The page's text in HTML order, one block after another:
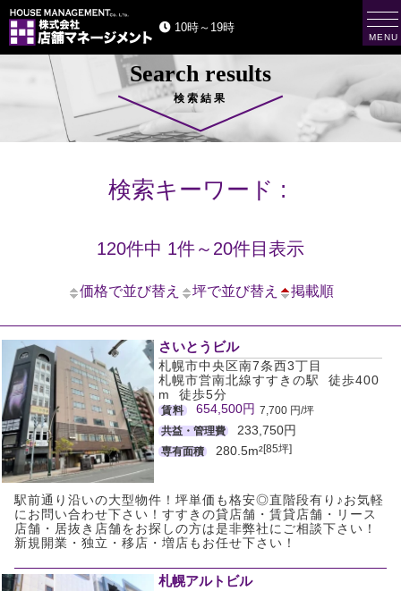
10時～19時
Search results
検索結果
検索キーワード :
120件中 1件～20件目表示
価格で並び替え 坪で並び替え 掲載順
さいとうビル
札幌市中央区南7条西3丁目
札幌市営南北線すすきの駅 徒歩400
m 徒歩5分
賃料 654,500円 7,700 円/坪
共益・管理費
233,750円
専有面積 280.5m²[85坪]
駅前通り沿いの大型物件！坪単価も格安◎直階段有り♪お気軽
にお問い合わせ下さい！すすきの貸店舗・賃貸店舗・リース
店舗・居抜き店舗をお探しの方は是非弊社にご相談下さい！
新規開業・独立・移店・増店もお任せ下さい！
札幌アルトビル
t
o
g
g
n
a
v
MENU